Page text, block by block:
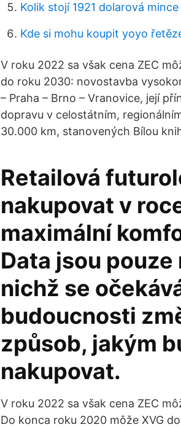
Kolik stojí 1921 dolarová mince
Kde si mohu koupit yoyo
V roku 2022 sa však cena ZEC
do roku 2030: novostavba
– Praha – Brno – Vranovice, její
dopravu v celostátním,
30.000 km, stanovených Bílou
Retailová
nakupovat v
maximální
Data jsou
nichž se
budoucnosti
způsob, jakým
nakupovat.
V roku 2022 sa však cena ZEC
Do konca roku 2020 môže XVG